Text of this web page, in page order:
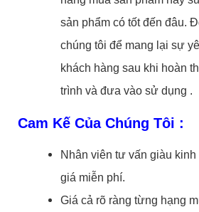
sản phẩm có tốt đến đâu.
chúng tôi để mang lại sự
khách hàng sau khi hoàn
trình và đưa vào sử dụng .
Cam Kế Của Chúng Tôi :
Nhân viên tư vấn giàu
giá miễn phí.
Giá cả rõ ràng từng hạng